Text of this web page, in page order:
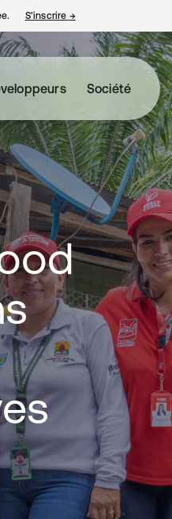
S’inscrire →s’ouvre dans un
Société